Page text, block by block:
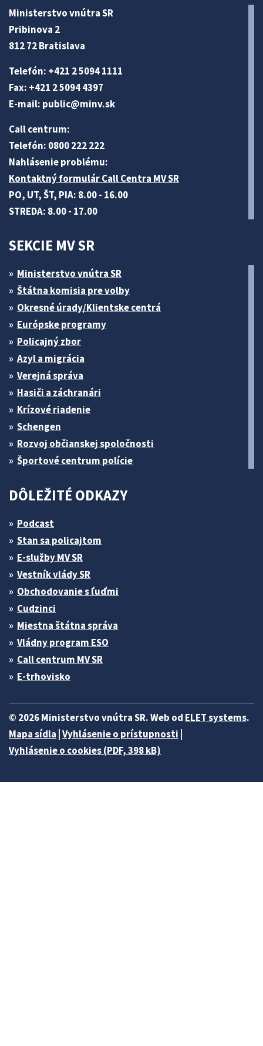
Ministerstvo vnútra SR
Pribinova 2
812 72 Bratislava
Telefón: +421 2 5094 1111
Fax: +421 2 5094 4397
E-mail: public@minv.sk
Call centrum:
Telefón: 0800 222 222
Nahlásenie problému:
Kontaktný formulár Call Centra MV SR
PO, UT, ŠT, PIA: 8.00 - 16.00
STREDA: 8.00 - 17.00
SEKCIE MV SR
Ministerstvo vnútra SR
Štátna komisia pre volby
Okresné úrady/Klientske centrá
Európske programy
Policajný zbor
Azyl a migrácia
Verejná správa
Hasiči a záchranári
Krízové riadenie
Schengen
Rozvoj občianskej spoločnosti
Športové centrum polície
DÔLEŽITÉ ODKAZY
Podcast
Stan sa policajtom
E-služby MV SR
Vestník vlády SR
Obchodovanie s ľuďmi
Cudzinci
Miestna štátna správa
Vládny program ESO
Call centrum MV SR
E-trhovisko
© 2026 Ministerstvo vnútra SR. Web od ELET systems.
Mapa sídla Vyhlásenie o prístupnosti
Vyhlásenie o cookies (PDF, 398 kB)